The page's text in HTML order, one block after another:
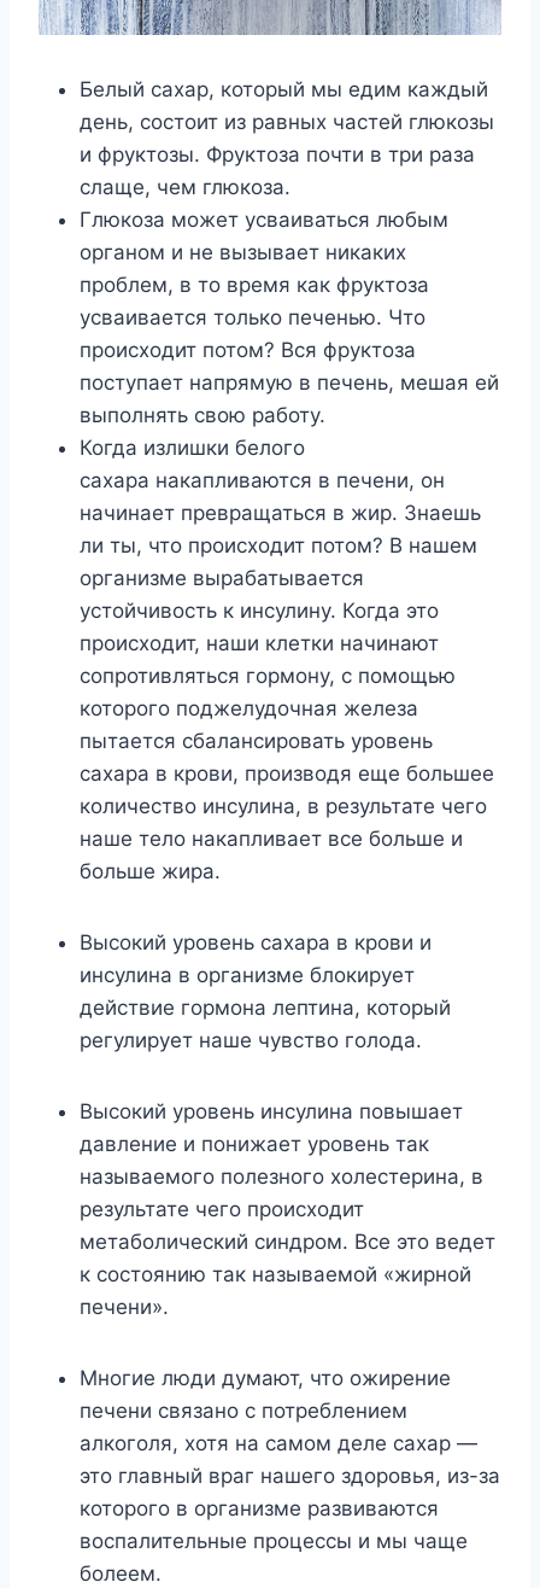
Белый сахар, который мы едим каждый
день, состоит из равных частей глюкозы
и фруктозы. Фруктоза почти в три раза
слаще, чем глюкоза.
Глюкоза может усваиваться любым
органом и не вызывает никаких
проблем, в то время как фруктоза
усваивается только печенью. Что
происходит потом? Вся фруктоза
поступает напрямую в печень, мешая ей
выполнять свою работу.
Когда излишки белого
сахара накапливаются в печени, он
начинает превращаться в жир. Знаешь
ли ты, что происходит потом? В нашем
организме вырабатывается
устойчивость к инсулину. Когда это
происходит, наши клетки начинают
сопротивляться гормону, с помощью
которого поджелудочная железа
пытается сбалансировать уровень
сахара в крови, производя еще большее
количество инсулина, в результате чего
наше тело накапливает все больше и
больше жира.
Высокий уровень сахара в крови и
инсулина в организме блокирует
действие гормона лептина, который
регулирует наше чувство голода.
Высокий уровень инсулина повышает
давление и понижает уровень так
называемого полезного холестерина, в
результате чего происходит
метаболический синдром. Все это ведет
к состоянию так называемой «жирной
печени».
Многие люди думают, что ожирение
печени связано с потреблением
алкоголя, хотя на самом деле сахар —
это главный враг нашего здоровья, из-за
которого в организме развиваются
воспалительные процессы и мы чаще
болеем.